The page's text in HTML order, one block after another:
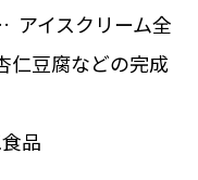
アイスクリーム全
仁豆腐などの完成
品